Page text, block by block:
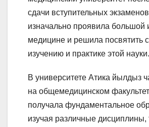
сдачи вступительных
изначально проявила большой
медицине и решила посвятить
изучению и практике этой науки.
В университете Атика йылдыз
на общемедицинском
получала фундаментальное
изучая различные дисциплины,